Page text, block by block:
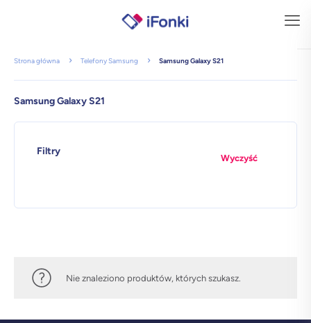
Strona główna Telefony Samsung Samsung Galaxy S21
Samsung Galaxy S21
Filtry
Wyczyść
Nie znaleziono produktów, których szukasz.